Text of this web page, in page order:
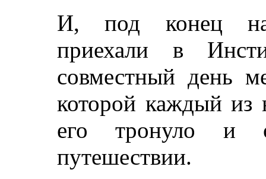
И, под конец
приехали в
совместный день
которой каждый из
его тронуло и
путешествии.